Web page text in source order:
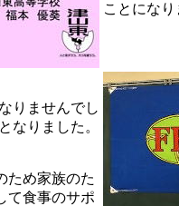
ことになり
りませんでし
なりました。
ため家族のた
て食事のサポ